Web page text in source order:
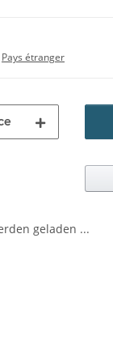
Pays étranger
geladen ...